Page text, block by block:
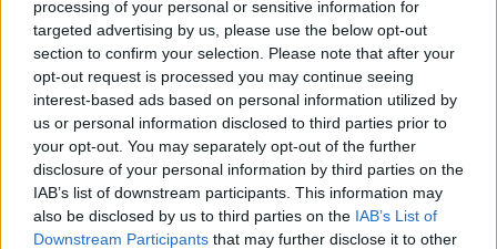
processing of your personal or sensitive information for
targeted advertising by us, please use the below opt-out
section to confirm your selection. Please note that after your
opt-out request is processed you may continue seeing
interest-based ads based on personal information utilized by
us or personal information disclosed to third parties prior to
your opt-out. You may separately opt-out of the further
disclosure of your personal information by third parties on the
IAB’s list of downstream participants. This information may
also be disclosed by us to third parties on the IAB’s List of
Downstream Participants that may further disclose it to other
Την ίδια στιγμή, τα νέα από το μέτωπο των τιμών
εντείνουν τον πληθωριστικό πονοκέφαλο. Το
Συμβούλιο αναθεώρησε ανοδικά τις προβλέψεις του,
εκτιμώντας ότι ο πληθωρισμός στη Γερμανία θα
διαμορφωθεί κατά μέσο όρο στο 3% το 2026 και στο